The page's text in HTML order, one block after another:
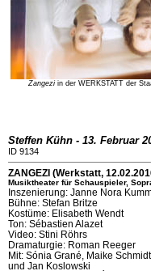
Zangezi in der WERKSTATT der
Steffen Kühn - 13. Februar
ID 9134
ZANGEZI (Werkstatt,
Musiktheater für Schauspieler,
Inszenierung: Janne Nora
Bühne: Stefan Britze
Kostüme: Elisabeth Wendt
Ton: Sébastien Alazet
Video: Stini Röhrs
Dramaturgie: Roman Reeger
Mit: Sónia Grané, Maike
und Jan Koslowski